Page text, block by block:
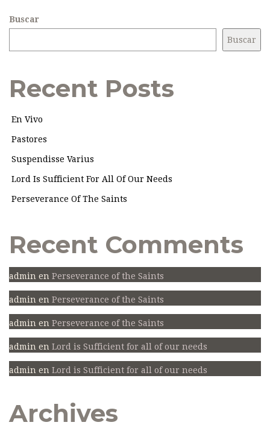
Buscar
Buscar
Recent Posts
En Vivo
Pastores
Suspendisse Varius
Lord Is Sufficient For All Of Our Needs
Perseverance Of The Saints
Recent Comments
admin en Perseverance of the Saints
admin en Perseverance of the Saints
admin en Perseverance of the Saints
admin en Lord is Sufficient for all of our needs
admin en Lord is Sufficient for all of our needs
Archives